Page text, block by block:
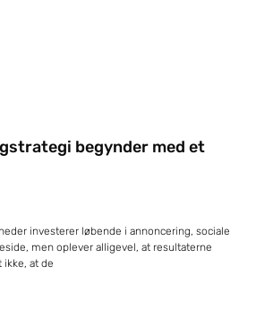
begynder med et
investerer løbende i annoncering, sociale
men oplever alligevel, at resultaterne
ikke, at de